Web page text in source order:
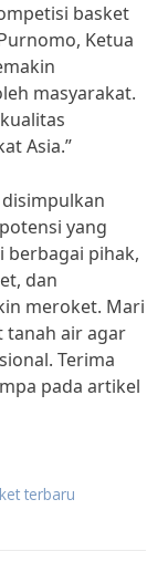
basket
Ketua
masyarakat.
Asia.”
yang
berbagai pihak,
dan
meroket. Mari
tanah air agar
Terima
pada artikel
terbaru